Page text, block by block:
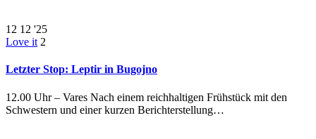
12 12 '25
Love it 2
Letzter Stop: Leptir in Bugojno
12.00 Uhr – Vares Nach einem reichhaltigen Frühstück mit den
Schwestern und einer kurzen Berichterstellung…